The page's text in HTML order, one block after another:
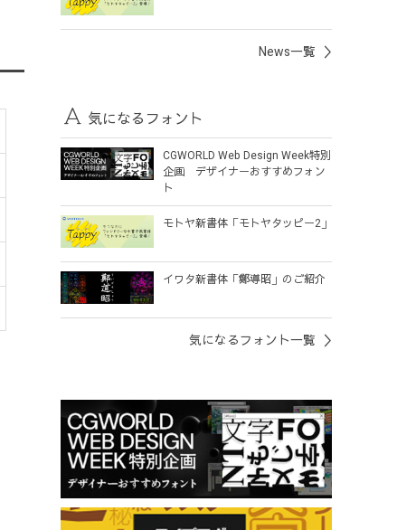
News一覧
気になるフォント
CGWORLD Web Design Week特別
企画 デザイナーおすすめフォン
ト
モトヤ新書体「モトヤタッピー2」
イワタ新書体「鄭導昭」のご紹介
気になるフォント一覧